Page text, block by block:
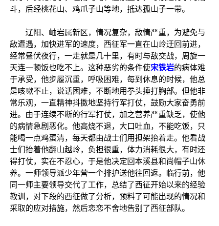
斗，后经桃花山、鸡爪子山等地，抵达孤山子一带。
辽阳、岫岩属新区，情况复杂，敌情严重，为避免与
敌遭遇，加快进军的速度，西征军一直在山岭迂回前进，
经常昼伏夜行，一走就是几十里，有时与敌交战，周旋一
天连一顿饭也吃不上。这种恶劣的条件使宋铁岩的病体难
于承受，他步履沉重，呼吸困难，每到休息的时候，他总
是咳嗽不止，说话困难，不断地用拳头捶打胸部。但他非
常乐观，一直精神抖擞地坚持行军打仗，鼓励大家奋勇前
进。由于连续不断的行军打仗，加之营养严重缺乏，使他
的病情急剧恶化。他高烧不退，大口吐血，不能吃饭，只
能喝一点鸡蛋清，每天都由战士们用担架抬着走。他看战
士们抬着他翻山越岭，负担很重，体力消耗很大，有时还
得打仗，实在不忍心，于是他决定回本溪县和尚帽子山休
养。一师领导派少年营一个排护送他往回返。临行前，他
同一师主要领导交代了工作，总结了西征开始以来的经验
教训，对下段的西征做了分析，预料了可能出现的情况和
采取的应对措施，然后恋恋不舍地告别了西征部队。